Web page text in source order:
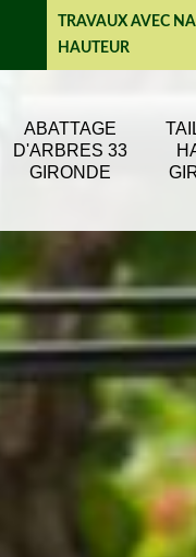
TRAVAUX AVEC
HAUTEUR
ABATTAGE
D'ARBRES 33
GIRONDE